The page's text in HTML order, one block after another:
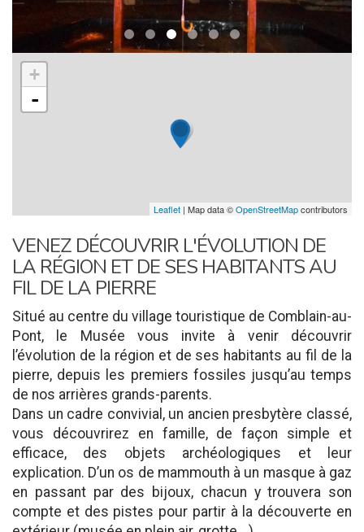
+
-
Leaflet | Map data ©OpenStreetMapcontributors
VENEZ DÉCOUVRIR L'ÉVOLUTION DE
LA RÉGION ET DE SES HABITANTS AU
FIL DE LA PIERRE
Situé au centre du village touristique de Comblain-au-
Pont, le Musée vous invite à venir découvrir
l’évolution de la région et de ses habitants au fil de la
pierre, depuis les premiers fossiles jusqu’au temps
de nos arrières grands-parents.
Dans un cadre convivial, un ancien presbytère classé,
vous découvrirez en famille, de façon simple et
efficace, des objets archéologiques et leur
explication. D’un os de mammouth à un masque à gaz
en passant par des bijoux, chacun y trouvera son
compte et des pistes pour partir à la découverte en